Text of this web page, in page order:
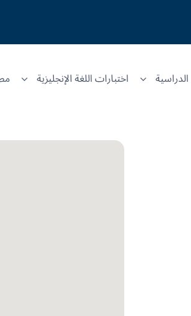
الدراسية اختبارات اللغة الإنجليزية